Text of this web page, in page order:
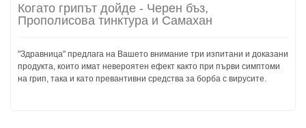
Когато грипът дойде - Черен бъз,
Прополисова тинктура и Самахан
"Здравница" предлага на Вашето внимание три изпитани и доказани
продукта, които имат невероятен ефект както при първи симптоми
на грип, така и като превантивни средства за борба с вирусите.